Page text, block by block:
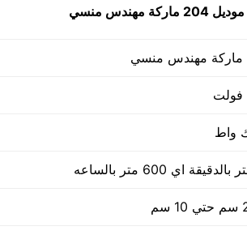
موديل 204 ماركة مهندس منسي